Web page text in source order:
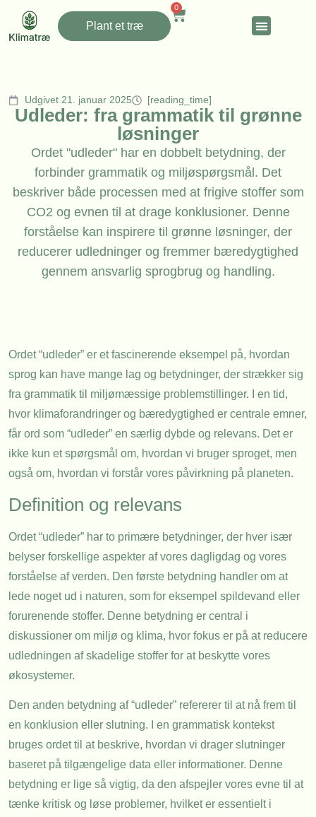
Plant et træ
0
Udgivet 21. januar 2025 [reading_time]
Udleder: fra grammatik til grønne
løsninger
Ordet "udleder" har en dobbelt betydning, der
forbinder grammatik og miljøspørgsmål. Det
beskriver både processen med at frigive stoffer som
CO2 og evnen til at drage konklusioner. Denne
forståelse kan inspirere til grønne løsninger, der
reducerer udledninger og fremmer bæredygtighed
gennem ansvarlig sprogbrug og handling.
Ordet “udleder” er et fascinerende eksempel på, hvordan
sprog kan have mange lag og betydninger, der strækker sig
fra grammatik til miljømæssige problemstillinger. I en tid,
hvor klimaforandringer og bæredygtighed er centrale emner,
får ord som “udleder” en særlig dybde og relevans. Det er
ikke kun et spørgsmål om, hvordan vi bruger sproget, men
også om, hvordan vi forstår vores påvirkning på planeten.
Definition og relevans
Ordet “udleder” har to primære betydninger, der hver især
belyser forskellige aspekter af vores dagligdag og vores
forståelse af verden. Den første betydning handler om at
lede noget ud i naturen, som for eksempel spildevand eller
forurenende stoffer. Denne betydning er central i
diskussioner om miljø og klima, hvor fokus er på at reducere
udledningen af skadelige stoffer for at beskytte vores
økosystemer.
Den anden betydning af “udleder” refererer til at nå frem til
en konklusion eller slutning. I en grammatisk kontekst
bruges ordet til at beskrive, hvordan vi drager slutninger
baseret på tilgængelige data eller informationer. Denne
betydning er lige så vigtig, da den afspejler vores evne til at
tænke kritisk og løse problemer, hvilket er essentielt i